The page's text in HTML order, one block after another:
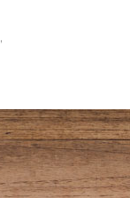
,